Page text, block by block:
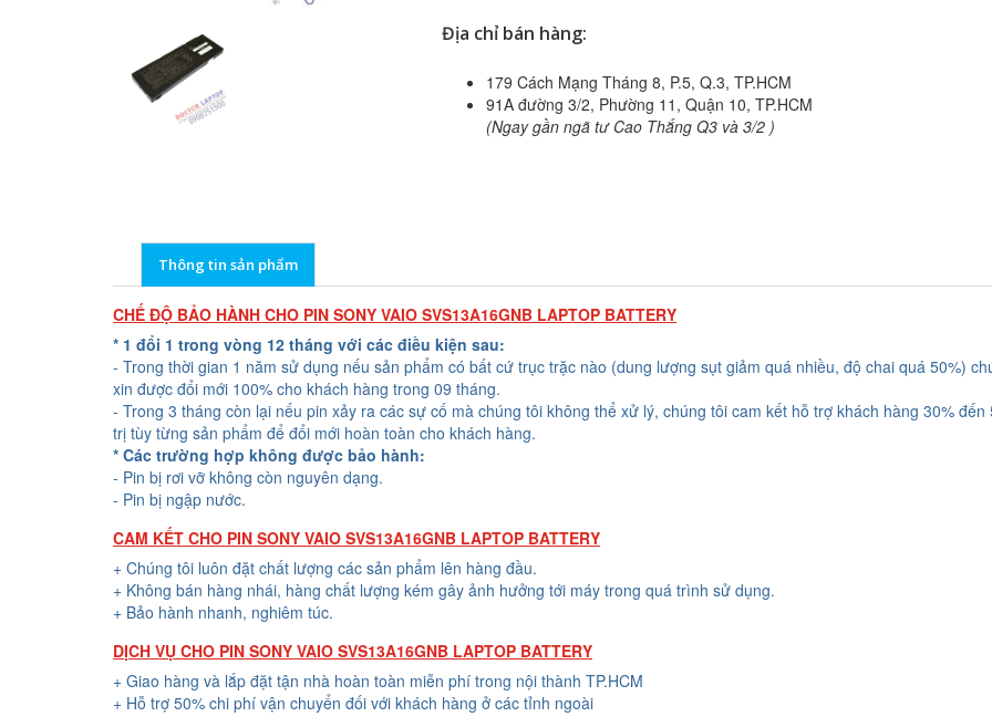
Địa chỉ bán hàng:
179 Cách Mạng Tháng 8, P.5, Q.3, TP.HCM
91A đường 3/2, Phường 11, Quận 10, TP.HCM
(Ngay gần ngã tư Cao Thắng Q3 và 3/2 )
Thông tin sản phẩm
CHẾ ĐỘ BẢO HÀNH CHO PIN SONY VAIO SVS13A16GNB LAPTOP BATTERY
* 1 đổi 1 trong vòng 12 tháng với các điều kiện sau:
- Trong thời gian 1 năm sử dụng nếu sản phẩm có bất cứ trục trặc nào (dung lượng sụt giảm quá nhiều, độ chai quá 50%)
xin được đổi mới 100% cho khách hàng trong 09 tháng.
- Trong 3 tháng còn lại nếu pin xảy ra các sự cố mà chúng tôi không thể xử lý, chúng tôi cam kết hỗ trợ khách hàng 30% đến
trị tùy từng sản phẩm để đổi mới hoàn toàn cho khách hàng.
* Các trường hợp không được bảo hành:
- Pin bị rơi vỡ không còn nguyên dạng.
- Pin bị ngập nước.
CAM KẾT CHO PIN SONY VAIO SVS13A16GNB LAPTOP BATTERY
+ Chúng tôi luôn đặt chất lượng các sản phẩm lên hàng đầu.
+ Không bán hàng nhái, hàng chất lượng kém gây ảnh hưởng tới máy trong quá trình sử dụng.
+ Bảo hành nhanh, nghiêm túc.
DỊCH VỤ CHO PIN SONY VAIO SVS13A16GNB LAPTOP BATTERY
+ Giao hàng và lắp đặt tận nhà hoàn toàn miễn phí trong nội thành TP.HCM
+ Hỗ trợ 50% chi phí vận chuyển đối với khách hàng ở các tỉnh ngoài